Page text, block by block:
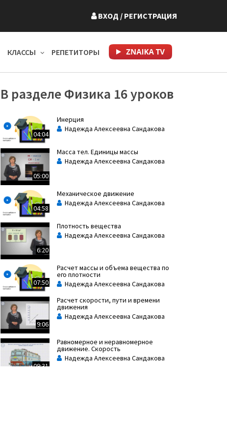
ВХОД / РЕГИСТРАЦИЯ
КЛАССЫ РЕПЕТИТОРЫ
В разделе Физика 16 уроков
04:04
Инерция
Надежда Алексеевна Сандакова
05:00
Масса тел. Единицы массы
Надежда Алексеевна Сандакова
04:58
Механическое движение
Надежда Алексеевна Сандакова
6:20
Плотность вещества
Надежда Алексеевна Сандакова
07:50
Расчет массы и объема вещества по
его плотности
Надежда Алексеевна Сандакова
9:06
Расчет скорости, пути и времени
движения
Надежда Алексеевна Сандакова
09:31
Равномерное и неравномерное
движение. Скорость
Надежда Алексеевна Сандакова